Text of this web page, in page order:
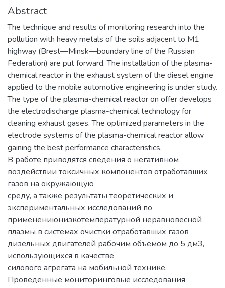
Abstract
The technique and results of monitoring research into the
pollution with heavy metals of the soils adjacent to М1
highway (Brest—Minsk—boundary line of the Russian
Federation) are put forward. The installation of the plasma-
chemical reactor in the exhaust system of the diesel engine
applied to the mobile automotive engineering is under study.
The type of the plasma-chemical reactor on offer develops
the electrodischarge plasma-chemical technology for
cleaning exhaust gases. The optimized parameters in the
electrode systems of the plasma-chemical reactor allow
gaining the best performance characteristics.
В работе приводятся сведения о негативном
воздействии токсичных компонентов отработавших
газов на окружающую
среду, а также результаты теоретических и
экспериментальных исследований по
применениюнизкотемпературной неравновесной
плазмы в системах очистки отработавших газов
дизельных двигателей рабочим объёмом до 5 дм3,
использующихся в качестве
силового агрегата на мобильной технике.
Проведенные мониторинговые исследования